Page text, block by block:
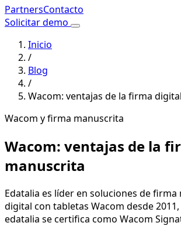
PartnersContacto
Solicitar demo
Inicio
/
Blog
/
Wacom: ventajas de la firma
Wacom y firma manuscrita
Wacom: ventajas de la
manuscrita
Edatalia es líder en soluciones de firma
digital con tabletas Wacom desde
edatalia se certifica como Wacom